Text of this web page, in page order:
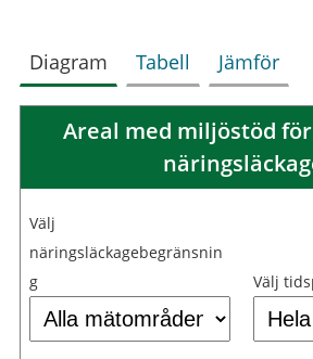
Diagram Tabell Jämför
Areal med miljöstöd
Välj
näringsläckagebegränsnin
g
Välj